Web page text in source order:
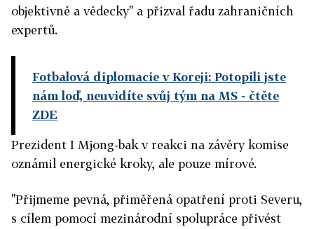
objektivně a vědecky" a přizval řadu zahraničních
expertů.
Fotbalová diplomacie v Koreji: Potopili jste
nám loď, neuvidíte svůj tým na MS - čtěte
ZDE
Prezident I Mjong-bak v reakci na závěry komise
oznámil energické kroky, ale pouze mírové.
"Přijmeme pevná, přiměřená opatření proti Severu,
s cílem pomocí mezinárodní spolupráce přivést